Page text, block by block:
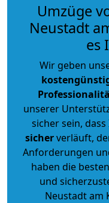
Umzüge
Neustadt
es
Wir geben
unserer
sicher sein,
sicherverläuft,
Anforderungen
haben die
und
Neustadt am